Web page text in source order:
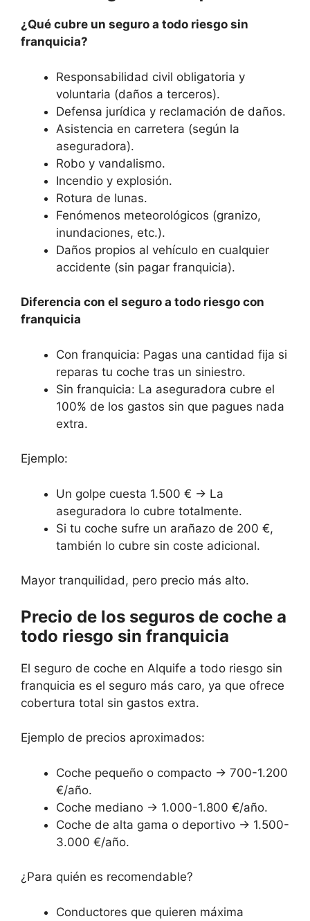
¿Qué cubre un seguro a todo riesgo sin
franquicia?
Responsabilidad civil obligatoria y
voluntaria (daños a terceros).
Defensa jurídica y reclamación de daños.
Asistencia en carretera (según la
aseguradora).
Robo y vandalismo.
Incendio y explosión.
Rotura de lunas.
Fenómenos meteorológicos (granizo,
inundaciones, etc.).
Daños propios al vehículo en cualquier
accidente (sin pagar franquicia).
Diferencia con el seguro a todo riesgo con
franquicia
Con franquicia: Pagas una cantidad fija si
reparas tu coche tras un siniestro.
Sin franquicia: La aseguradora cubre el
100% de los gastos sin que pagues nada
extra.
Ejemplo:
Un golpe cuesta 1.500 € → La
aseguradora lo cubre totalmente.
Si tu coche sufre un arañazo de 200 €,
también lo cubre sin coste adicional.
Mayor tranquilidad, pero precio más alto.
Precio de los seguros de coche a
todo riesgo sin franquicia
El seguro de coche en Alquife a todo riesgo sin
franquicia es el seguro más caro, ya que ofrece
cobertura total sin gastos extra.
Ejemplo de precios aproximados:
Coche pequeño o compacto → 700-1.200
€/año.
Coche mediano → 1.000-1.800 €/año.
Coche de alta gama o deportivo → 1.500-
3.000 €/año.
¿Para quién es recomendable?
Conductores que quieren máxima